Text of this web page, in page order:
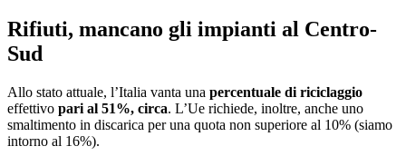
Rifiuti, mancano gli impianti al Centro-
Sud
Allo stato attuale, l’Italia vanta una percentuale di riciclaggio
effettivo pari al 51%, circa. L’Ue richiede, inoltre, anche uno
smaltimento in discarica per una quota non superiore al 10% (siamo
intorno al 16%).